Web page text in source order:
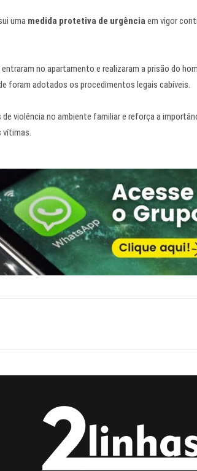
uma medida protetiva de urgênciaem vigor
no apartamento e realizaram a prisão do
foram adotados os procedimentos legais cabíveis.
violência no ambiente familiar e reforça a
vítimas.